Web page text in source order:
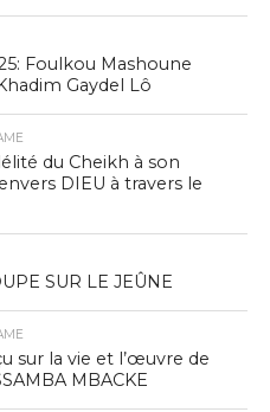
Foulkou Mashoune
Gaydel Lô
du Cheikh à son
DIEU à travers le
SUR LE JEÛNE
sur la vie et l’œuvre de
MBACKE